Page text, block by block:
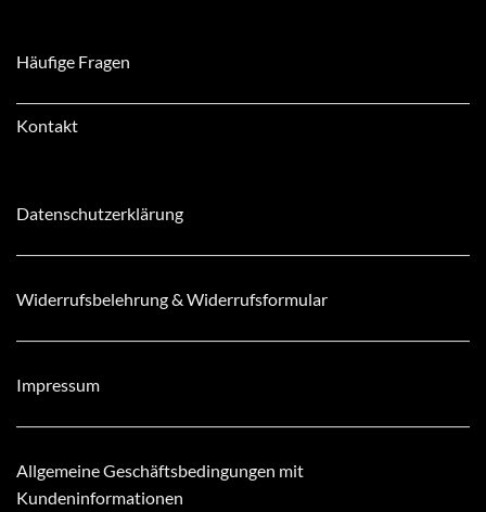
Häufige Fragen
Kontakt
Datenschutzerklärung
Widerrufsbelehrung & Widerrufsformular
Impressum
Allgemeine Geschäftsbedingungen mit
Kundeninformationen